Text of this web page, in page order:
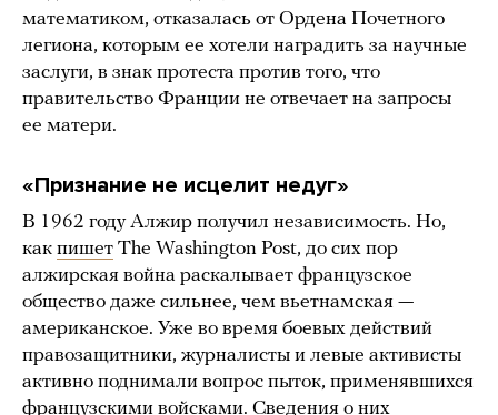
математиком, отказалась от Ордена Почетного
легиона, которым ее хотели наградить за научные
заслуги, в знак протеста против того, что
правительство Франции не отвечает на запросы
ее матери.
«Признание не исцелит недуг»
В 1962 году Алжир получил независимость. Но,
как пишет The Washington Post, до сих пор
алжирская война раскалывает французское
общество даже сильнее, чем вьетнамская —
американское. Уже во время боевых действий
правозащитники, журналисты и левые активисты
активно поднимали вопрос пыток, применявшихся
французскими войсками. Сведения о них